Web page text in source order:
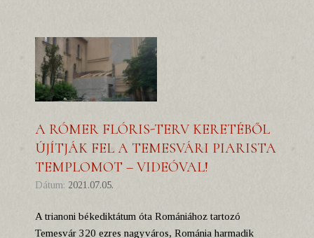
A RÓMER FLÓRIS-TERV KERETÉBŐL
ÚJÍTJÁK FEL A TEMESVÁRI PIARISTA
TEMPLOMOT – VIDEÓVAL!
Dátum: 2021.07.05.
A trianoni békediktátum óta Romániához tartozó
Temesvár 320 ezres nagyváros, Románia harmadik